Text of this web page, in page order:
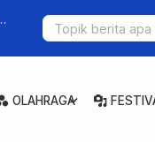
From Local to Global,
Mendunia
OLAHRAGA
expand_more